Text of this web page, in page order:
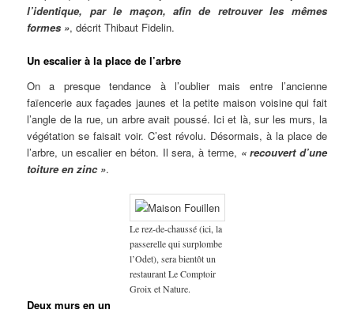
l’identique, par le maçon, afin de retrouver les mêmes
formes », décrit Thibaut Fidelin.
Un escalier à la place de l’arbre
On a presque tendance à l’oublier mais entre l’ancienne
faïencerie aux façades jaunes et la petite maison voisine qui fait
l’angle de la rue, un arbre avait poussé. Ici et là, sur les murs, la
végétation se faisait voir. C’est révolu. Désormais, à la place de
l’arbre, un escalier en béton. Il sera, à terme, « recouvert d’une
toiture en zinc ».
Le rez-de-chaussé (ici, la
passerelle qui surplombe
l’Odet), sera bientôt un
restaurant Le Comptoir
Groix et Nature.
Deux murs en un